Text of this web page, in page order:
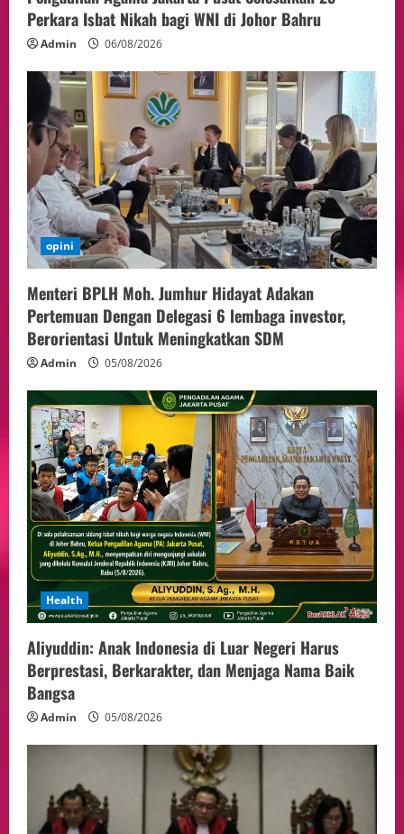
Perkara Isbat Nikah bagi WNI di Johor Bahru
Admin 06/08/2026
opini
Menteri BPLH Moh. Jumhur Hidayat Adakan
Pertemuan Dengan Delegasi 6 lembaga investor,
Berorientasi Untuk Meningkatkan SDM
Admin 05/08/2026
Health
Aliyuddin: Anak Indonesia di Luar Negeri Harus
Berprestasi, Berkarakter, dan Menjaga Nama Baik
Bangsa
Admin 05/08/2026